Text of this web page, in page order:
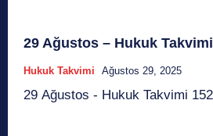
29 Ağustos – Hukuk Takvimi
Hukuk Takvimi Ağustos 29, 2025